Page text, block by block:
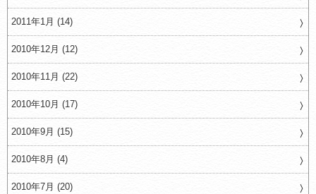
2011年1月 (14)
2010年12月 (12)
2010年11月 (22)
2010年10月 (17)
2010年9月 (15)
2010年8月 (4)
2010年7月 (20)